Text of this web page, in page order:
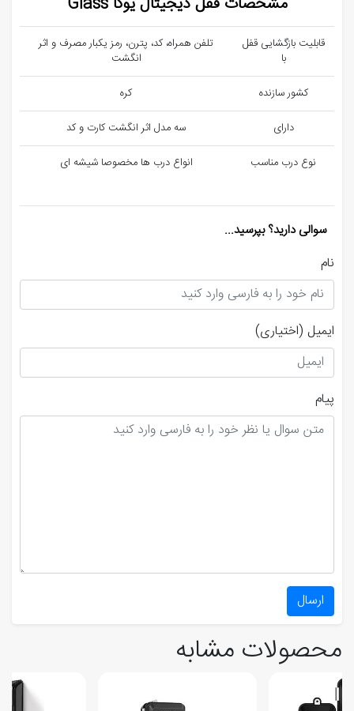
قابلیت بازگشایی قفل
با
تلفن همراه، کد، پترن، رمز یکبار مصرف و اثر
انگشت
کشور سازنده
کره
دارای
سه مدل اثر انگشت کارت و کد
نوع درب مناسب
انواع درب ها مخصوصا شیشه ای
سوالی دارید؟ بپرسید...
نام
ایمیل (اختیاری)
پیام
ارسال
محصولات مشابه